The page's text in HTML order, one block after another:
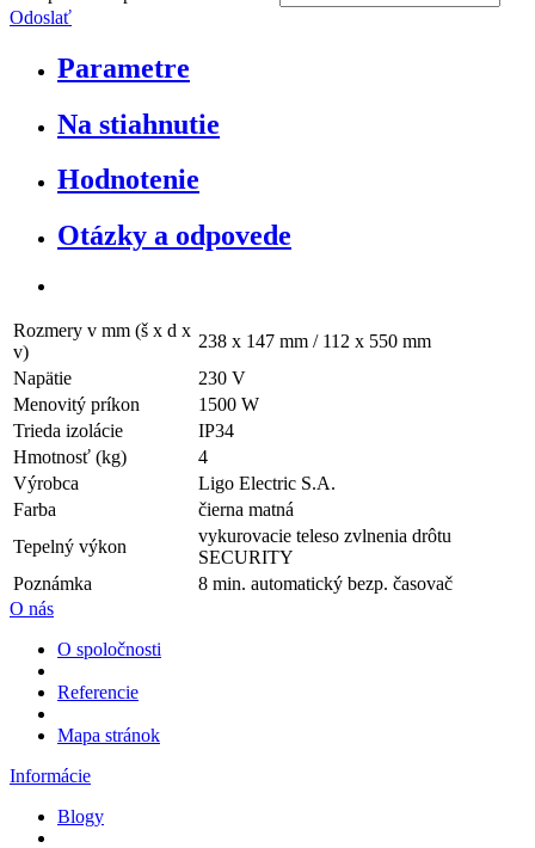
Odoslať
Parametre
Na stiahnutie
Hodnotenie
Otázky a odpovede
Rozmery v mm (š x d x
v)
238 x 147 mm / 112 x 550 mm
Napätie
230 V
Menovitý príkon
1500 W
Trieda izolácie
IP34
Hmotnosť (kg)
4
Výrobca
Ligo Electric S.A.
Farba
čierna matná
Tepelný výkon
vykurovacie teleso zvlnenia drôtu
SECURITY
Poznámka
8 min. automatický bezp. časovač
O nás
O spoločnosti
Referencie
Mapa stránok
Informácie
Blogy